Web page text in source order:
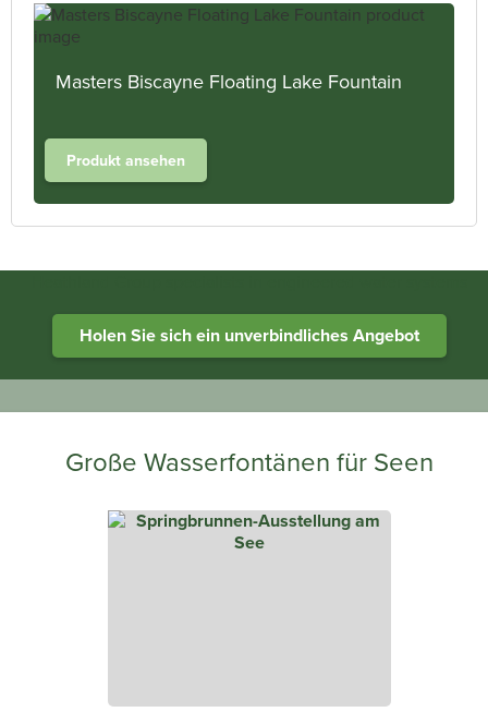
Masters Biscayne Floating Lake Fountain
Produkt ansehen
Holen Sie sich ein unverbindliches Angebot
Große Wasserfontänen für Seen